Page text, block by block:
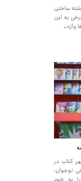
ساختن
به این
واژه…
کتاب در
نوجوان،